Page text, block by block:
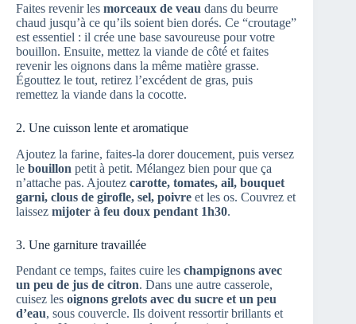
Faites revenir les morceaux de veau dans du beurre
chaud jusqu’à ce qu’ils soient bien dorés. Ce “croutage”
est essentiel : il crée une base savoureuse pour votre
bouillon. Ensuite, mettez la viande de côté et faites
revenir les oignons dans la même matière grasse.
Égouttez le tout, retirez l’excédent de gras, puis
remettez la viande dans la cocotte.
2. Une cuisson lente et aromatique
Ajoutez la farine, faites-la dorer doucement, puis versez
le bouillon petit à petit. Mélangez bien pour que ça
n’attache pas. Ajoutez carotte, tomates, ail, bouquet
garni, clous de girofle, sel, poivre et les os. Couvrez et
laissez mijoter à feu doux pendant 1h30.
3. Une garniture travaillée
Pendant ce temps, faites cuire les champignons avec
un peu de jus de citron. Dans une autre casserole,
cuisez les oignons grelots avec du sucre et un peu
d’eau, sous couvercle. Ils doivent ressortir brillants et